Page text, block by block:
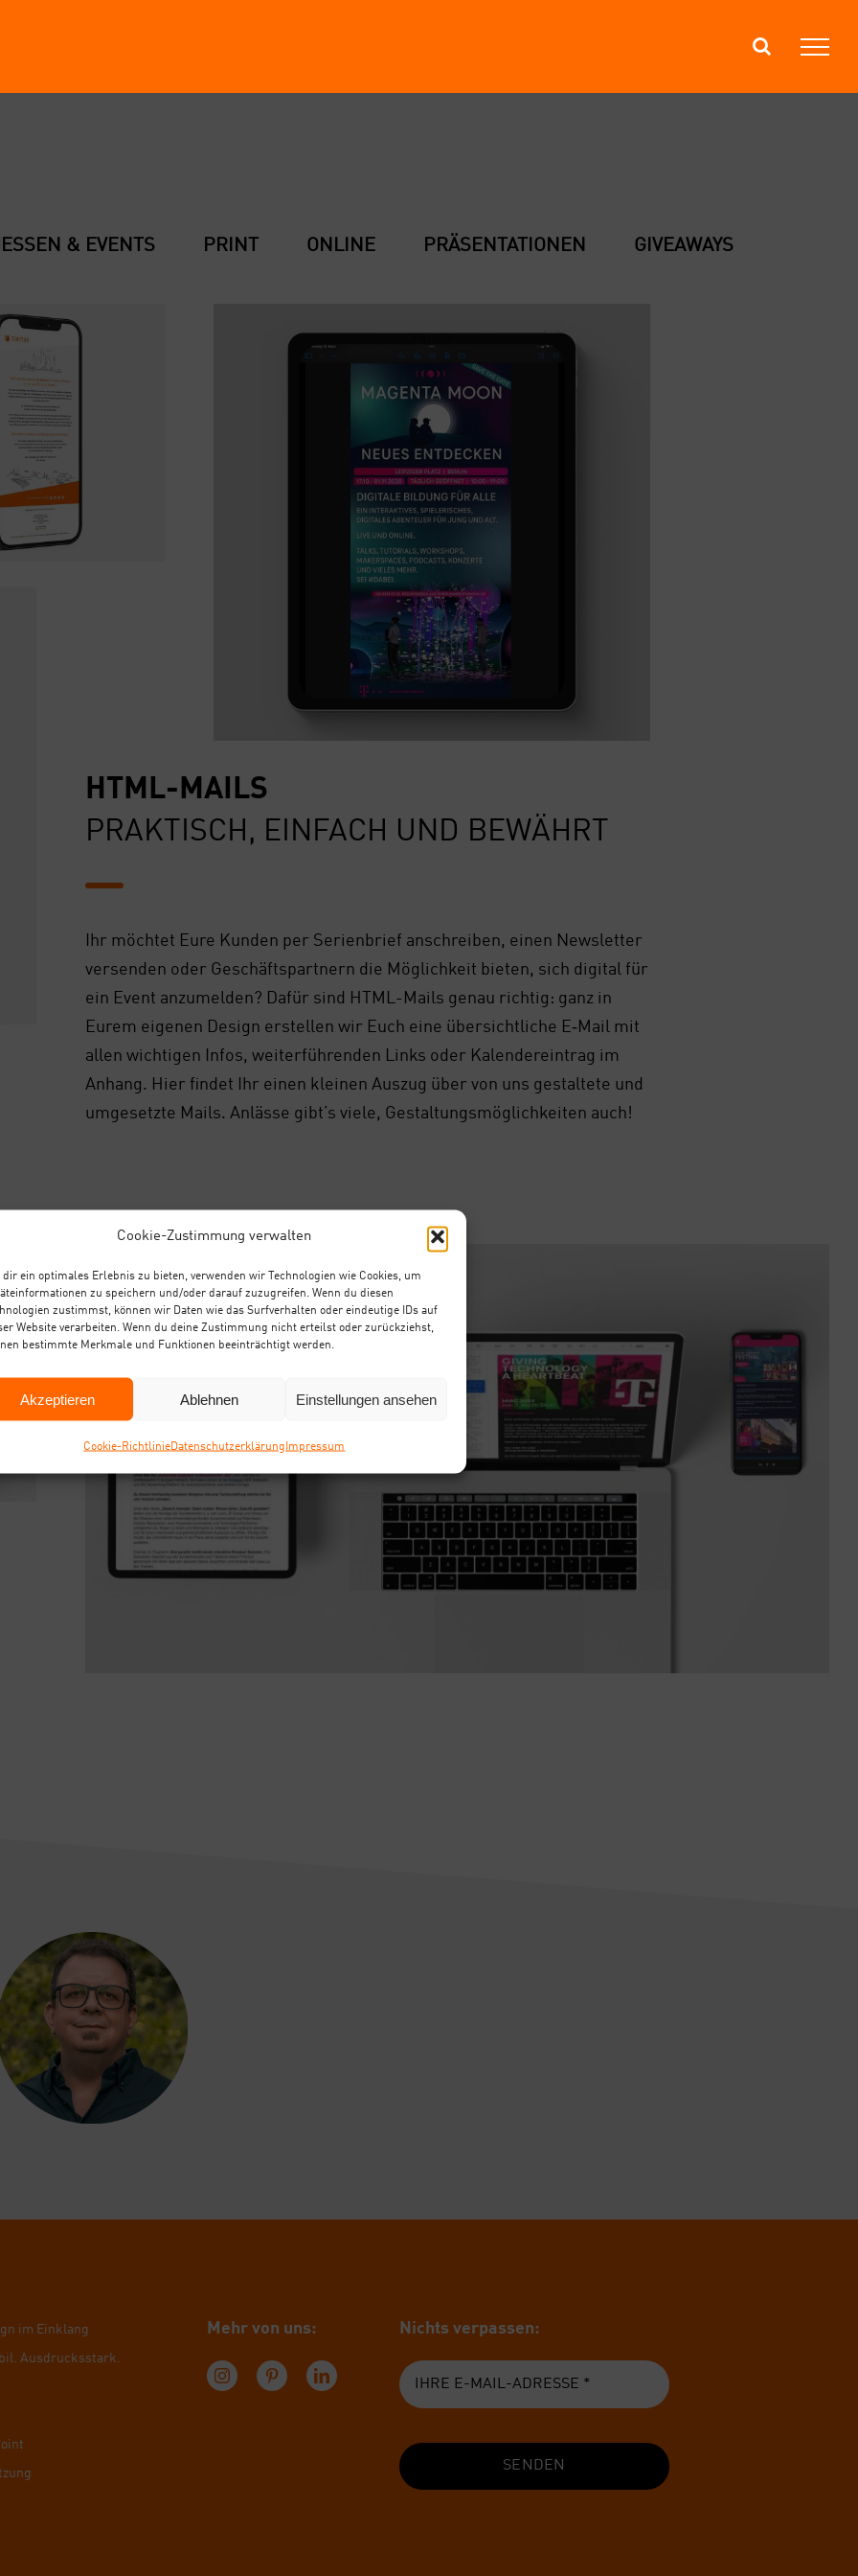
Cookie-Zustimmung verwalten
dir ein optimales Erlebnis zu bieten, verwenden wir Technologien wie Cookies, um
zu speichern und/oder darauf zuzugreifen. Wenn du diesen
zustimmst, können wir Daten wie das Surfverhalten oder eindeutige IDs auf
Website verarbeiten. Wenn du deine Zustimmung nicht erteilst oder zurückziehst,
bestimmte Merkmale und Funktionen beeinträchtigt werden.
Akzeptieren Ablehnen Einstellungen ansehen
Coo­kie-Richt­li­nieDaten­schutz­er­klä­rung Impres­sum
& EVENTS PRINT ONLINE PRÄ­SEN­TA­TIO­NEN GIVEA­WAYS
HTML-MAILS
PRAK­TISCH, EIN­FACH UND BEWÄHRT
Ihr möch­tet Eure Kun­den per Seri­en­brief anschrei­ben, einen News­let­ter
ver­sen­den oder Geschäfts­part­nern die Mög­lich­keit bie­ten, sich digi­tal für
ein Event anzu­mel­den? Dafür sind HTML-Mails genau rich­tig: ganz in
Eurem eige­nen Design erstel­len wir Euch eine über­sicht­li­che E‑Mail mit
allen wich­ti­gen Infos, wei­ter­füh­ren­den Links oder Kalen­der­ein­trag im
Anhang. Hier fin­det Ihr einen klei­nen Aus­zug über von uns gestal­te­te und
umge­setz­te Mails. Anläs­se gibt’s vie­le, Gestal­tungs­mög­lich­kei­ten auch!
im Ein­klang
Aus­drucks­stark.
Mehr von uns: Nichts ver­pas­sen:
SENDEN